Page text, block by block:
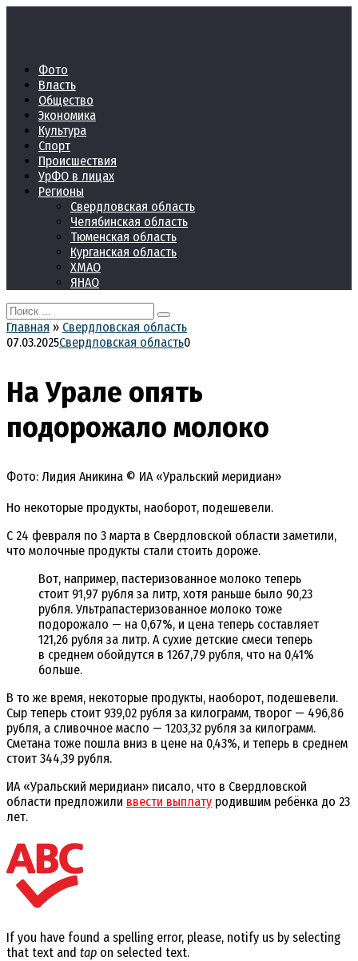
Фото
Власть
Общество
Экономика
Культура
Спорт
Происшествия
УрФО в лицах
Регионы
Свердловская область
Челябинская область
Тюменская область
Курганская область
ХМАО
ЯНАО
Search
for:
Главная » Свердловская область
07.03.2025Свердловская область0
На Урале опять
подорожало молоко
Фото: Лидия Аникина © ИА «Уральский меридиан»
Но некоторые продукты, наоборот, подешевели.
С 24 февраля по 3 марта в Свердловской области заметили,
что молочные продукты стали стоить дороже.
Вот, например, пастеризованное молоко теперь
стоит 91,97 рубля за литр, хотя раньше было 90,23
рубля. Ультрапастеризованное молоко тоже
подорожало — на 0,67%, и цена теперь составляет
121,26 рубля за литр. А сухие детские смеси теперь
в среднем обойдутся в 1267,79 рубля, что на 0,41%
больше.
В то же время, некоторые продукты, наоборот, подешевели.
Сыр теперь стоит 939,02 рубля за килограмм, творог — 496,86
рубля, а сливочное масло — 1203,32 рубля за килограмм.
Сметана тоже пошла вниз в цене на 0,43%, и теперь в среднем
стоит 344,39 рубля.
ИА «Уральский меридиан» писало, что в Свердловской
области предложили ввести выплату родившим ребёнка до 23
лет.
If you have found a spelling error, please, notify us by selecting
that text and tap on selected text.